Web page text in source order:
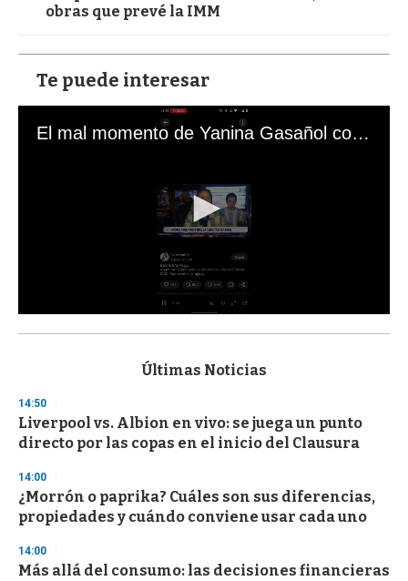
obras que prevé la IMM
Te puede interesar
El mal momento de Yanina Gasañol con un hincha argentino en "Subrayado"
s
d
s
o
f
3
s
e
c
n
d
Últimas Noticias
14:50
Liverpool vs. Albion en vivo: se juega un punto
directo por las copas en el inicio del Clausura
14:00
¿Morrón o paprika? Cuáles son sus diferencias,
propiedades y cuándo conviene usar cada uno
14:00
Más allá del consumo: las decisiones financieras